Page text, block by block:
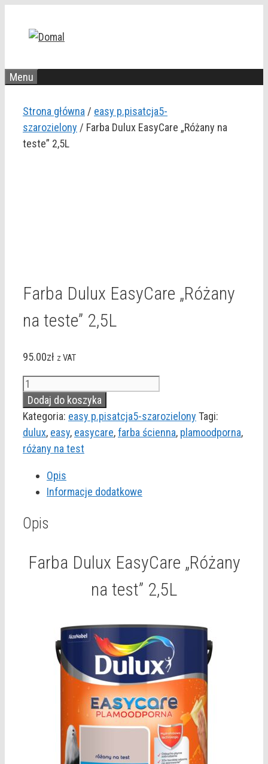
Menu
Strona główna / easy p.pisatcja5-
szarozielony / Farba Dulux EasyCare „Różany na
teste” 2,5L
Farba Dulux EasyCare „Różany
na teste” 2,5L
95.00zł z VAT
ilość
Farba
Dulux
EasyCare
"Różany
teste"
2,5L
Dodaj do koszyka
Kategoria: easy p.pisatcja5-szarozielony Tagi:
dulux, easy, easycare,farba ścienna, plamoodporna,
różany na test
Opis
Informacje dodatkowe
Opis
Farba Dulux EasyCare „Różany
na test” 2,5L